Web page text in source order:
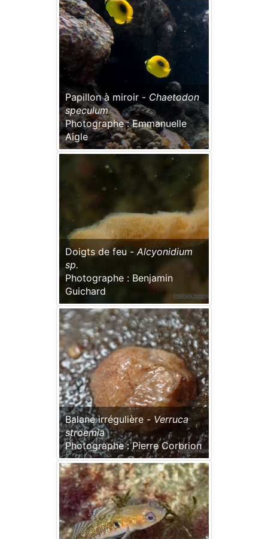
Papillon à miroir - Chaetodon
speculum
Photographe : Emmanuelle
Aigle
Doigts de feu -Alcyonidium
sp.
Photographe : Benjamin
Guichard
Balane irrégulière - Verruca
stroemia
Photographe : Pierre Corbrion